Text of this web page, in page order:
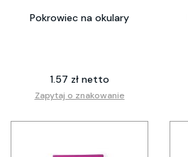
Pokrowiec na okulary
1.57 zł netto
Zapytaj o znakowanie